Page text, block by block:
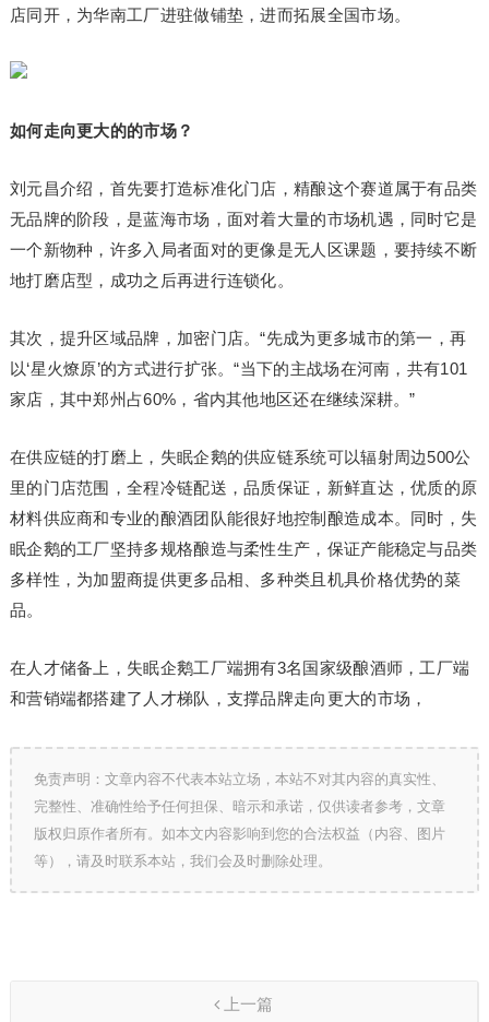
店同开，为华南工厂进驻做铺垫，进而拓展全国市场。
如何走向更大的的市场？
刘元昌介绍，首先要打造标准化门店，精酿这个赛道属于有品类
无品牌的阶段，是蓝海市场，面对着大量的市场机遇，同时它是
一个新物种，许多入局者面对的更像是无人区课题，要持续不断
地打磨店型，成功之后再进行连锁化。
其次，提升区域品牌，加密门店。“先成为更多城市的第一，再
以‘星火燎原’的方式进行扩张。“当下的主战场在河南，共有101
家店，其中郑州占60%，省内其他地区还在继续深耕。”
在供应链的打磨上，失眠企鹅的供应链系统可以辐射周边500公
里的门店范围，全程冷链配送，品质保证，新鲜直达，优质的原
材料供应商和专业的酿酒团队能很好地控制酿造成本。同时，失
眠企鹅的工厂坚持多规格酿造与柔性生产，保证产能稳定与品类
多样性，为加盟商提供更多品相、多种类且机具价格优势的菜
品。
在人才储备上，失眠企鹅工厂端拥有3名国家级酿酒师，工厂端
和营销端都搭建了人才梯队，支撑品牌走向更大的市场，
免责声明：文章内容不代表本站立场，本站不对其内容的真实性、
完整性、准确性给予任何担保、暗示和承诺，仅供读者参考，文章
版权归原作者所有。如本文内容影响到您的合法权益（内容、图片
等），请及时联系本站，我们会及时删除处理。
上一篇